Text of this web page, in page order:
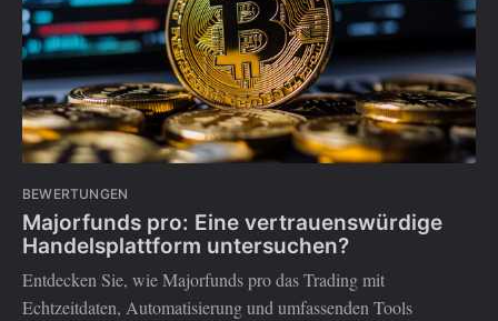
BEWERTUNGEN
Majorfunds pro: Eine vertrauenswürdige
Handelsplattform untersuchen?
Entdecken Sie, wie Majorfunds pro das Trading mit
Echtzeitdaten, Automatisierung und umfassenden Tools